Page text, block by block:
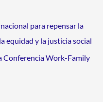
para repensar la
equidad y la justicia social
Conferencia Work-Family